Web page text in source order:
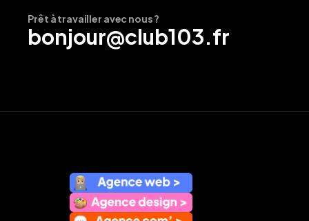
Prêt à travailler avec nous ?
bonjour@club103.fr